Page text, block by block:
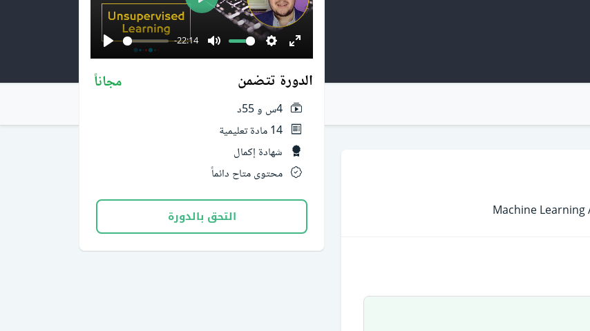
Play
-22:14
Mute Settings
Enter
fullscreen
Play
الدورة تتضمن مجاناً
شهادة إكمال
محتوى متاح دائماً
التحق بالدورة